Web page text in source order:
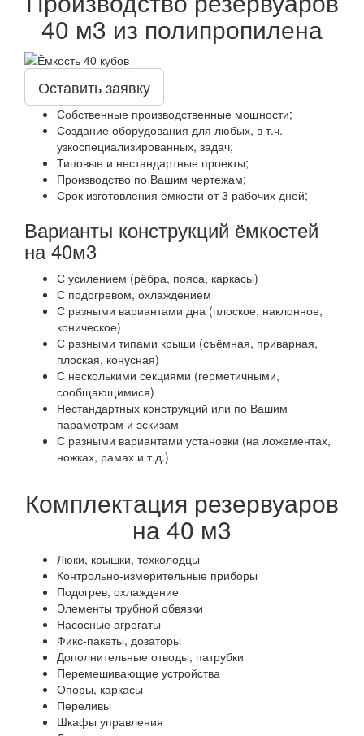
40 м3 из полипропилена
Оставить заявку
Собственные производственные мощности;
Создание оборудования для любых, в т.ч.
узкоспециализированных, задач;
Типовые и нестандартные проекты;
Производство по Вашим чертежам;
Срок изготовления ёмкости от 3 рабочих дней;
Варианты конструкций ёмкостей
на 40м3
С усилением (рёбра, пояса, каркасы)
С подогревом, охлаждением
С разными вариантами дна (плоское, наклонное,
коническое)
С разными типами крыши (съёмная, приварная,
плоская, конусная)
С несколькими секциями (герметичными,
сообщающимися)
Нестандартных конструкций или по Вашим
параметрам и эскизам
С разными вариантами установки (на ложементах,
ножках, рамах и т.д.)
Комплектация резервуаров
на 40 м3
Люки, крышки, техколодцы
Контрольно-измерительные приборы
Подогрев, охлаждение
Элементы трубной обвязки
Насосные агрегаты
Фикс-пакеты, дозаторы
Дополнительные отводы, патрубки
Перемешивающие устройства
Опоры, каркасы
Переливы
Шкафы управления